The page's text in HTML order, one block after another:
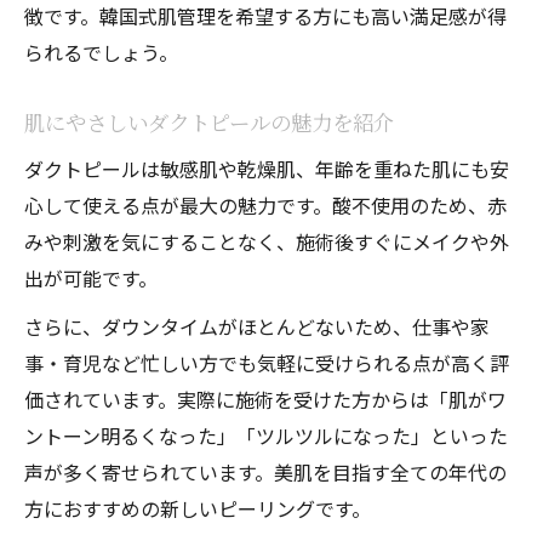
徴です。韓国式肌管理を希望する方にも高い満足感が得
られるでしょう。
肌にやさしいダクトピールの魅力を紹介
ダクトピールは敏感肌や乾燥肌、年齢を重ねた肌にも安
心して使える点が最大の魅力です。酸不使用のため、赤
みや刺激を気にすることなく、施術後すぐにメイクや外
出が可能です。
さらに、ダウンタイムがほとんどないため、仕事や家
事・育児など忙しい方でも気軽に受けられる点が高く評
価されています。実際に施術を受けた方からは「肌がワ
ントーン明るくなった」「ツルツルになった」といった
声が多く寄せられています。美肌を目指す全ての年代の
方におすすめの新しいピーリングです。